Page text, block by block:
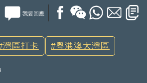
我要回應
灣區打卡 粵港澳大灣區